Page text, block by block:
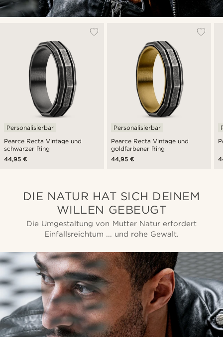
Pearce Recta Vintage und
schwarzer Ring
Personalisierbar
44,95 €
Pearce Recta Vintage und
goldfarbener Ring
Personalisierbar
44,95 €
DIE NATUR HAT SICH DEINEM
WILLEN GEBEUGT
Die Umgestaltung von Mutter Natur erfordert
Einfallsreichtum ... und rohe Gewalt.